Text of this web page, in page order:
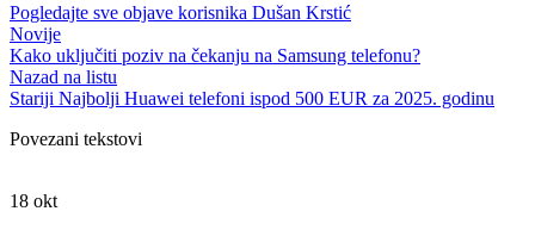
Pogledajte sve objave korisnika Dušan Krstić
Novije
Kako uključiti poziv na čekanju na Samsung telefonu?
Nazad na listu
Stariji Najbolji Huawei telefoni ispod 500 EUR za 2025. godinu
Povezani tekstovi
18 okt